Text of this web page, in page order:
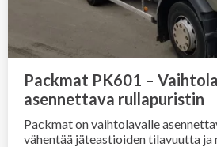
Packmat PK601 –
asennettava rullapuristin
Packmat on vaihtolavalle
vähentää jäteastioiden tilavuutta ja